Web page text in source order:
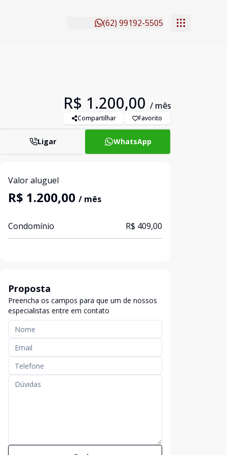
(62) 99192-5505
R$ 1.200,00 / mês
Compartilhar Favorito
Ligar WhatsApp
Valor aluguel
R$ 1.200,00 / mês
Condomínio R$ 409,00
Proposta
Preencha os campos para que um de nossos
especialistas entre em contato